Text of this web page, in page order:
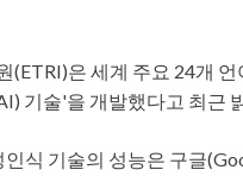
(ETRI)은 세계 주요 24개
기술'을 개발했다고 최근
식 기술의 성능은 구글